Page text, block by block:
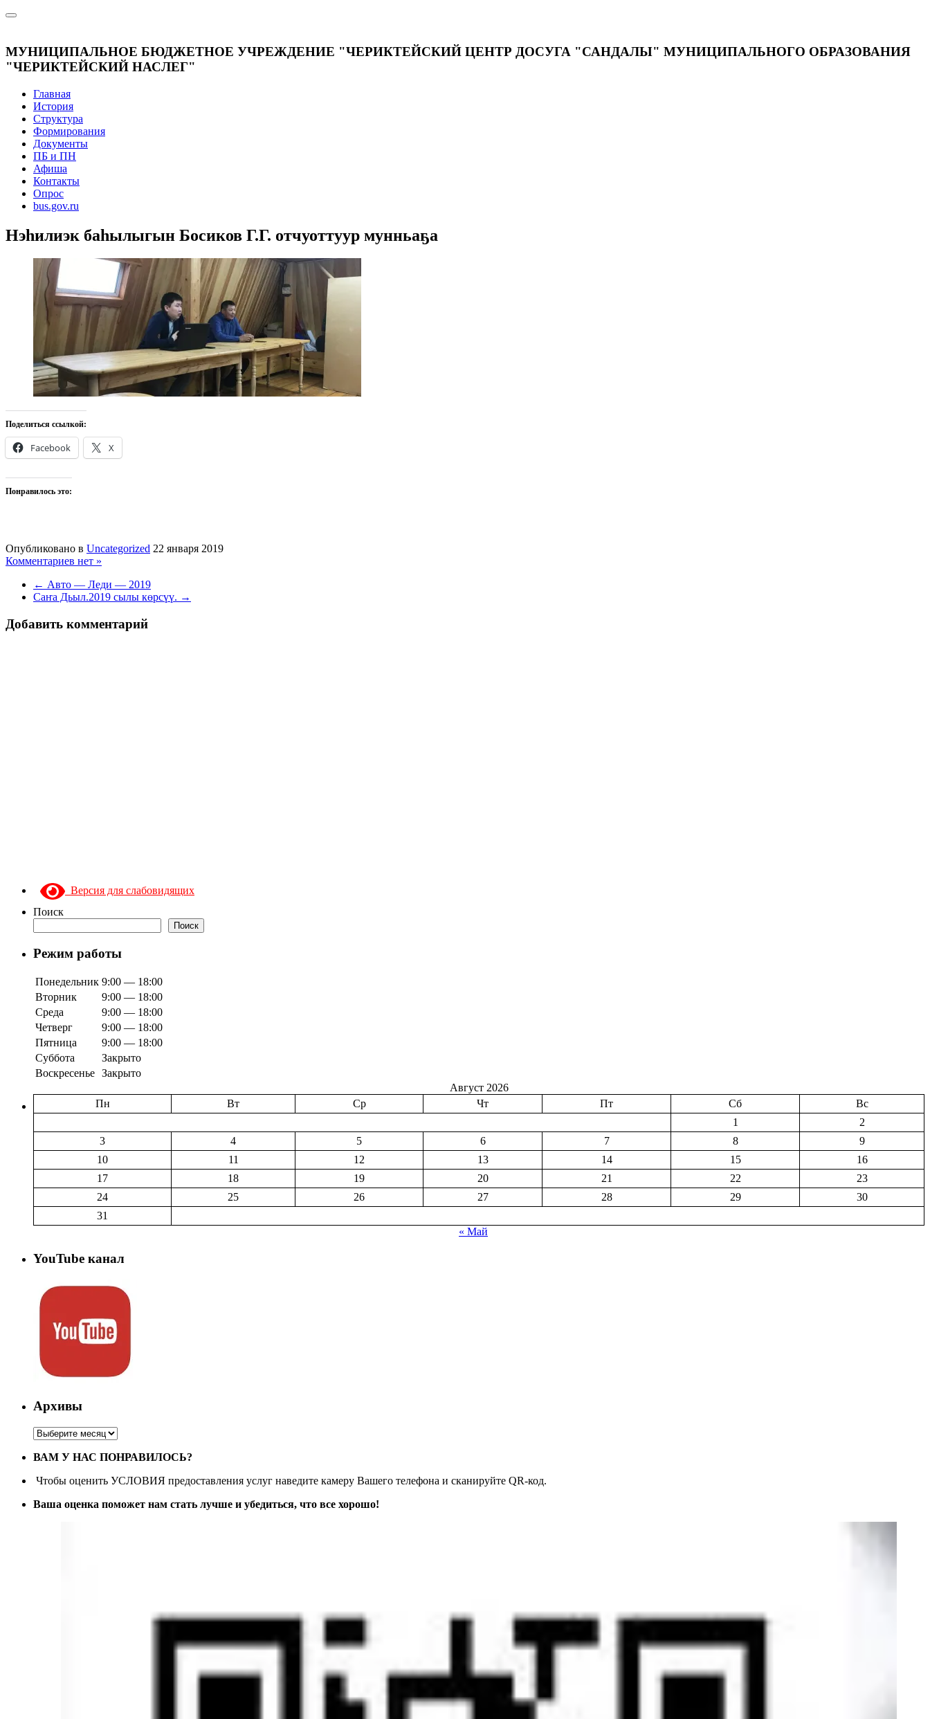
МУНИЦИПАЛЬНОЕ БЮДЖЕТНОЕ УЧРЕЖДЕНИЕ "ЧЕРИКТЕЙСКИЙ ЦЕНТР ДОСУГА "САНДАЛЫ" МУНИЦИПАЛЬНОГО ОБРАЗОВАНИЯ
"ЧЕРИКТЕЙСКИЙ НАСЛЕГ"
Главная
История
Структура
Формирования
Документы
ПБ и ПН
Афиша
Контакты
Опрос
bus.gov.ru
Нэһилиэк баһылыгын Босиков Г.Г. отчуоттуур мунньаҕа
Поделиться ссылкой:
Facebook X
Понравилось это:
Опубликовано в Uncategorized 22 января 2019
Комментариев нет »
← Авто — Леди — 2019
Саҥа Дьыл.2019 сылы көрсүү. →
Добавить комментарий
Версия для слабовидящих
Поиск
Поиск
Режим работы
Понедельник 9:00 — 18:00
Вторник
9:00 — 18:00
Среда
9:00 — 18:00
Четверг
9:00 — 18:00
Пятница
9:00 — 18:00
Суббота
Закрыто
Воскресенье Закрыто
Август 2026
Пн
Вт Ср Чт Пт Сб
Вс
1
2
3
4 5 6 7 8
9
10
11 12 13 14 15
16
17
18 19 20 21 22
23
24
25 26 27 28 29
30
31
« Май
YouTube канал
Архивы
Архивы
ВАМ У НАС ПОНРАВИЛОСЬ?
Чтобы оценить УСЛОВИЯ предоставления услуг наведите камеру Вашего телефона и сканируйте QR-код.
Ваша оценка поможет нам стать лучше и убедиться, что все хорошо!